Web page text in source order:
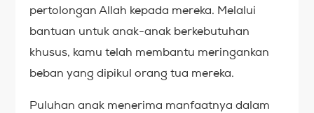
pertolongan Allah kepada mereka. Melalui
bantuan untuk anak-anak berkebutuhan
khusus, kamu telah membantu meringankan
beban yang dipikul orang tua mereka.
Puluhan anak menerima manfaatnya dalam